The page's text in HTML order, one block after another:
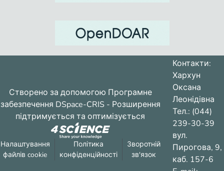
Створено за допомогою Програмне
забезпечення DSpace-CRIS - Розширення
підтримується та оптимізується
Налаштування
файлів cookie
Політика
конфіденційності
Зворотній
зв'язок
Контакти:
Хархун
Оксана
Леонідівна
Тел.: (044)
239-30-39
вул.
Пирогова, 9,
каб. 157-6